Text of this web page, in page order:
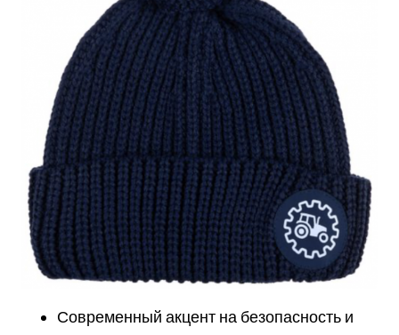
Современный акцент на безопасность и